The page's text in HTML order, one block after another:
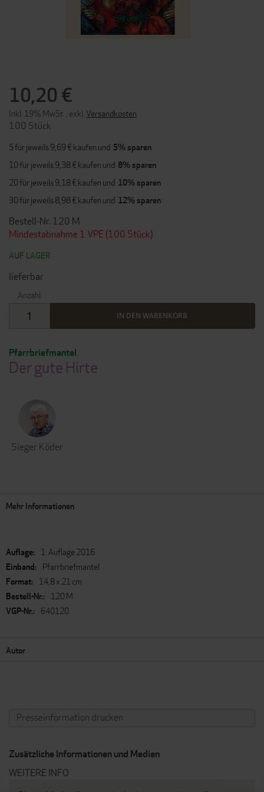
Pfarrbriefmantel
Der gute Hirte
Sieger Köder
10,20 €
Inkl. 19% MwSt. exkl. Versandkosten
100 Stück
5 für jeweils9,69 € kaufen und 5% sparen
10 für jeweils9,38 € kaufen und 8% sparen
20 für jeweils9,18 € kaufen und 10% sparen
30 für jeweils8,98 € kaufen und 12% sparen
Bestell-Nr. 120 M
Mindestabnahme 1 VPE (100 Stück)
AUF LAGER
lieferbar
Anzahl
IN DEN WARENKORB
Mehr Informationen
Mehr
Informationen
1. Auflage 2016
Pfarrbriefmantel
14,8 x 21 cm
120 M
640120
Autor
Presseinformation drucken
Zusätzliche Informationen und Medien
WEITERE INFO